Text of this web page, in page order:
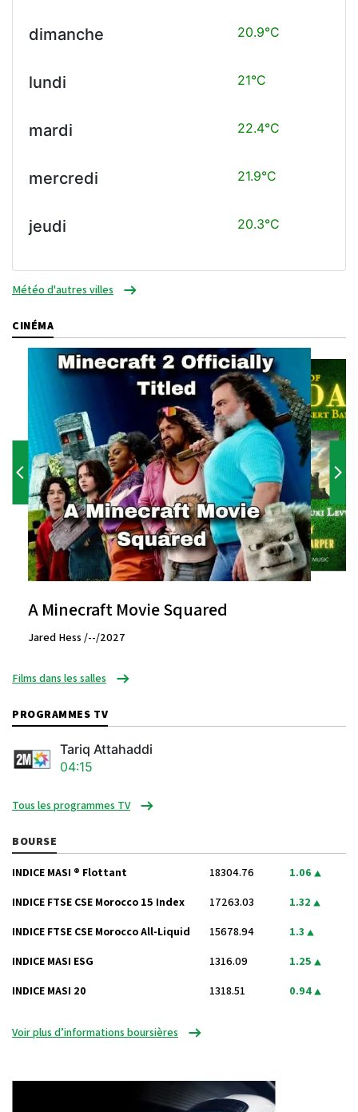
dimanche 20.9°C
lundi 21°C
mardi 22.4°C
mercredi 21.9°C
jeudi 20.3°C
Météo d'autres villes
CINÉMA
A Minecraft Movie Squared
Jared Hess /--/2027
Films dans les salles
PROGRAMMES TV
Tariq Attahaddi
04:15
Tous les programmes TV
BOURSE
INDICE MASI ® Flottant 18304.76 1.06
INDICE FTSE CSE Morocco 15 Index 17263.03 1.32
INDICE FTSE CSE Morocco All-Liquid 15678.94 1.3
INDICE MASI ESG 1316.09 1.25
INDICE MASI 20 1318.51 0.94
Voir plus d’informations boursières